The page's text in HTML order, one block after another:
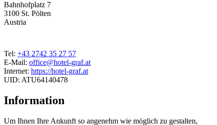
Bahnhofplatz 7
3100 St. Pölten
Austria
Tel: +43 2742 35 27 57
E-Mail: office@hotel-graf.at
Internet: https://hotel-graf.at
UID: ATU64140478
Information
Um Ihnen Ihre Ankunft so angenehm wie möglich zu gestalten,